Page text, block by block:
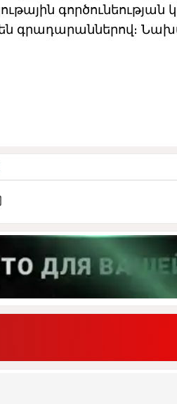
գործունեության
են գրադարաններով։